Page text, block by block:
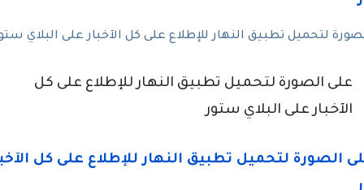
لتحميل تطبيق النهار للإطلاع على كل الآخبار على البلاي
على الصورة لتحميل تطبيق النهار للإطلاع على كل
الآخبار على البلاي ستور